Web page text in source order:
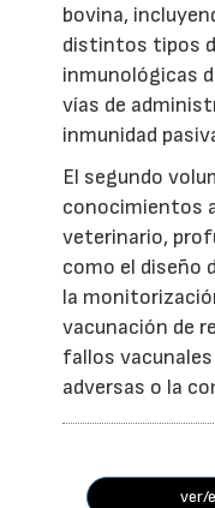
bovina,
distintos tipos
inmunológicas
vías de
inmunidad
El segundo
conocimientos
veterinario,
como el diseño
la
vacunación de
fallos
adversas o la
ver/